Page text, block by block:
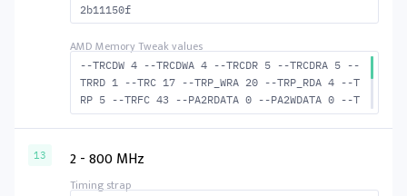
2b11150f
--TRCDW 4 --TRCDWA 4 --TRCDR 5 --TRCDRA 5 --
TRRD 1 --TRC 17 --TRP_WRA 20 --TRP_RDA 4 --T
RP 5 --TRFC 43 --PA2RDATA 0 --PA2WDATA 0 --T
FAW 0 --TCRCRL 1 --TCRCWL 1 --TFAW32 2 --ACT
--RAS2RAS 43 --RP 17 WRPLUS--RP 21 --BUS_TUR
13 2 - 800 MHz